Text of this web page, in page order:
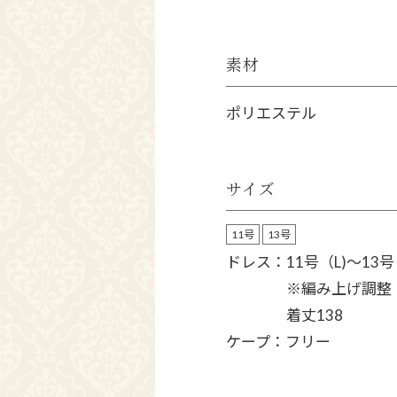
素材
ポリエステル
サイズ
11号 13号
ドレス：11号（L)～13号
※編み上げ調整
着丈138
ケープ：フリー